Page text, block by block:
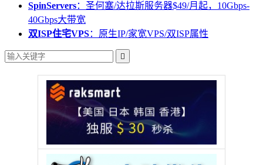
SpinServers：圣何塞/达拉斯服务器$49/月起，10Gbps-
40Gbps大带宽
双ISP住宅VPS：原生IP/家宽VPS/双ISP属性
